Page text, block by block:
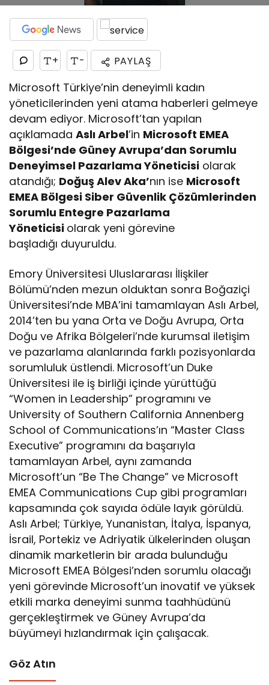
+ - PAYLAŞ
Microsoft Türkiye’nin deneyimli kadın
yöneticilerinden yeni atama haberleri gelmeye
devam ediyor. Microsoft’tan yapılan
açıklamadaAslı Arbel’in Microsoft EMEA
Bölgesi’nde Güney Avrupa’dan Sorumlu
Deneyimsel Pazarlama Yöneticisi olarak
atandığı; Doğuş Alev Aka’nın ise Microsoft
EMEA Bölgesi Siber Güvenlik Çözümlerinden
Sorumlu Entegre Pazarlama
Yöneticisi olarak yeni görevine
başladığı duyuruldu.
Emory Üniversitesi Uluslararası İlişkiler
Bölümü’nden mezun olduktan sonra Boğaziçi
Üniversitesi’nde MBA’ini tamamlayan Aslı Arbel,
2014’ten bu yana Orta ve Doğu Avrupa, Orta
Doğu ve Afrika Bölgeleri’nde kurumsal iletişim
ve pazarlama alanlarında farklı pozisyonlarda
sorumluluk üstlendi. Microsoft’un Duke
Üniversitesi ile iş birliği içinde yürüttüğü
“Women in Leadership” programını ve
University of Southern California Annenberg
School of Communications’ın “Master Class
Executive” programını da başarıyla
tamamlayan Arbel, aynı zamanda
Microsoft’un “Be The Change” ve Microsoft
EMEA Communications Cup gibi programları
kapsamında çok sayıda ödüle layık görüldü.
Aslı Arbel; Türkiye, Yunanistan, İtalya, İspanya,
İsrail, Portekiz ve Adriyatik ülkelerinden oluşan
dinamik marketlerin bir arada bulunduğu
Microsoft EMEA Bölgesi’nden sorumlu olacağı
yeni görevinde Microsoft’un inovatif ve yüksek
etkili marka deneyimi sunma taahhüdünü
gerçekleştirmek ve Güney Avrupa’da
büyümeyi hızlandırmak için çalışacak.
Göz Atın